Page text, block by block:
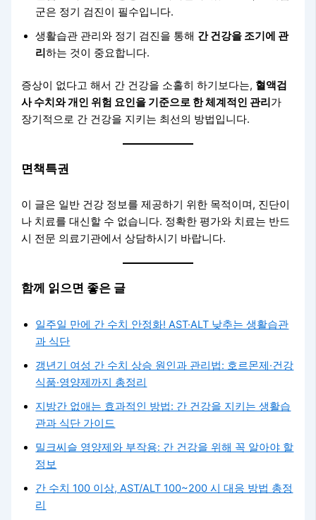
군은 정기 검진이 필수입니다.
생활습관 관리와 정기 검진을 통해 간 건강을 조기에 관
리하는 것이 중요합니다.
증상이 없다고 해서 간 건강을 소홀히 하기보다는, 혈액검
사 수치와 개인 위험 요인을 기준으로 한 체계적인 관리가
장기적으로 간 건강을 지키는 최선의 방법입니다.
면책특권
이 글은 일반 건강 정보를 제공하기 위한 목적이며, 진단이
나 치료를 대신할 수 없습니다. 정확한 평가와 치료는 반드
시 전문 의료기관에서 상담하시기 바랍니다.
함께 읽으면 좋은 글
일주일 만에 간 수치 안정화! AST·ALT 낮추는 생활습관
과 식단
갱년기 여성 간 수치 상승 원인과 관리법: 호르몬제·건강
식품·영양제까지 총정리
지방간 없애는 효과적인 방법: 간 건강을 지키는 생활습
관과 식단 가이드
밀크씨슬 영양제와 부작용: 간 건강을 위해 꼭 알아야 할
정보
간 수치 100 이상, AST/ALT 100~200 시 대응 방법 총정
리